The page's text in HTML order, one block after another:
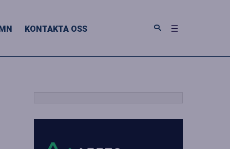
KONTAKTA OSS